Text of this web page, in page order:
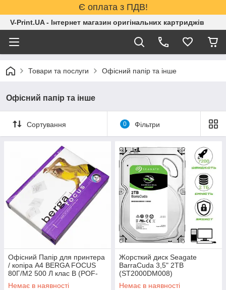
Є оплата з ПДВ!
V-Print.UA - Інтернет магазин оригінальних картриджів
Товари та послуги Офісний папір та інше
Офісний папір та інше
Сортування 0 Фільтри
Офісний Папір для принтера
/ копіра A4 BERGA FOCUS
80Г/М2 500 Л клас B (POF-
BERGA-FOCUS-A4)
Немає в наявності
Жорсткий диск Seagate
BarraCuda 3,5" 2TB
(ST2000DM008)
Немає в наявності